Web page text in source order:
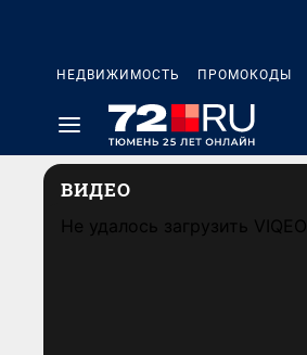
НЕДВИЖИМОСТЬ ПРОМОКОДЫ
ВИДЕО
Не удалось загрузить VIQEO